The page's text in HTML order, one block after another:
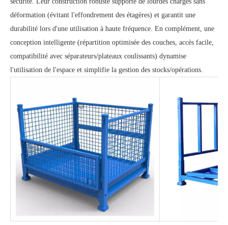
déformation (évitant l'effondrement des étagères) et garantit une
durabilité lors d'une utilisation à haute fréquence. En complément, une
conception intelligente (répartition optimisée des couches, accès facile,
compatibilité avec séparateurs/plateaux coulissants) dynamise
l'utilisation de l'espace et simplifie la gestion des stocks/opérations.